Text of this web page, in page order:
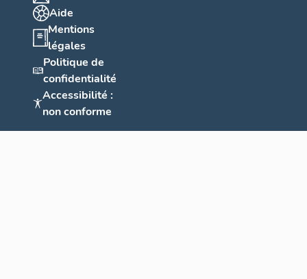
Aide
Mentions
légales
Politique de
confidentialité
Accessibilité :
non conforme